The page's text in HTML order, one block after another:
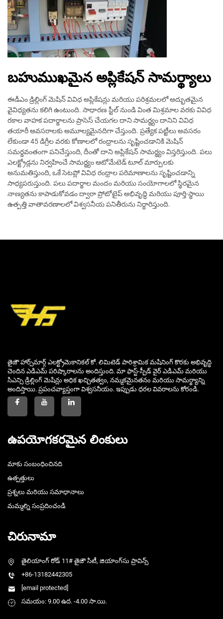
బహుముఖమైన అప్లికేషన్ సామర్థ్యాలు
ఈడీఎం డ్రిల్లింగ్ మెషిన్ వివిధ అప్లికేషన్లు మరియు పరిశ్రమలలో అద్భుతమైన
వైవిధ్యతను కలిగి ఉంటుంది. సాధారణ స్టీల్ నుండి వింత మిశ్రమాల వరకు వివిధ
రకాల వాహక పదార్థాలను ప్రాసెస్ చేయగల దాని సామర్థ్యం దానిని వివిధ
తయారీ అవసరాలకు అమూల్యమైనదిగా చేస్తుంది. ప్రత్యేక పట్టీలు అవసరం
లేకుండా 45 డిగ్రీల వరకు కోణాలలో రంధ్రాలను సృష్టించడానికి మెషిన్
సమర్థవంతంగా పనిచేస్తుంది, దీంతో దాని అప్లికేషన్ సామర్థ్యం విస్తరిస్తుంది. పలు
ఎలక్ట్రోడ్లను నిర్వహించే సామర్థ్యం ఆటోమేటెడ్ టూల్ మార్పులకు
అనుమతిస్తుంది, ఒకే సెటప్లో వివిధ రంధ్రాల పరిమాణాలను సృష్టించడాన్ని
సాధ్యపరుస్తుంది. పలు పదార్థాల మందం మరియు సంయోగాలలో స్థిరమైన
నాణ్యతను కాపాడుకోవడం ద్వారా ప్రోటోటైప్ అభివృద్ధి మరియు పూర్తి-స్థాయి
ఉత్పత్తి వాతావరణాలలో విశ్వసనీయ పనితీరును నిర్ధారిస్తుంది.
తైజౌ హార్స్‌మార్గ్ ఎలక్ట్రోమెకానికల్ కో. లిమిటెడ్ పారిశ్రామిక మషినింగ్ కొరకు అభివృద్ధి
చెందిన ఎడిఎమ్ పరిష్కారాలను అందిస్తుంది. మా ఫాస్ట్-స్పీడ్ వైర్ ఎడిఎమ్ మరియు
సిఎన్సి డ్రిల్లింగ్ మెషిన్లు అధిక ఖచ్చితత్వం, నమ్మకమైనతనం మరియు సామర్థ్యాన్ని
అందిస్తాయి. ప్రపంచవ్యాప్తంగా విశ్వసనీయం. ఇప్పుడు ధరల వివరాలను కోరండి.
ఉపయోగకరమైన లింకులు
మాకు సంబంధించినది
ఉత్పత్తులు
ప్రశ్నలు మరియు సమాధానాలు
మమ్మల్ని సంప్రదించండి
చిరునామా
తైలియాంగ్ రోడ్ 11# తైజౌ సిటీ, జియాంగ్‌సు ప్రావిన్స్
+86-13182442305
[email protected]
సమయం: 9.00 ఉద. -4.00 సా.యి.